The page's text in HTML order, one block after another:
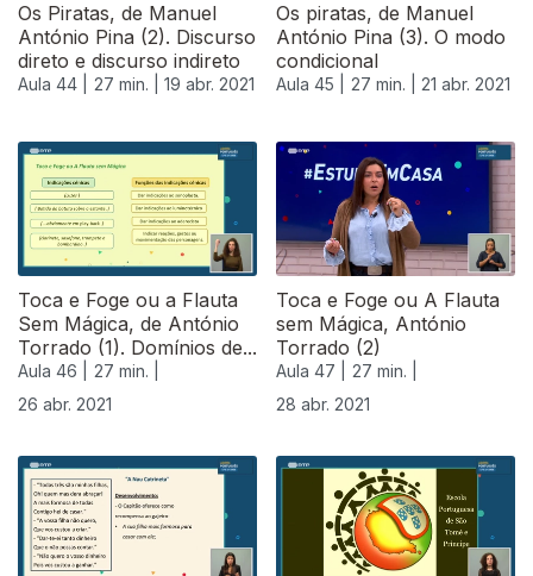
Os Piratas, de Manuel
António Pina (2). Discurso
direto e discurso indireto
Aula 44 | 27 min. | 19 abr. 2021
Os piratas, de Manuel
António Pina (3). O modo
condicional
Aula 45 | 27 min. | 21 abr. 2021
Toca e Foge ou a Flauta
Sem Mágica, de António
Torrado (1). Domínios de...
Aula 46 |
27 min. |
26 abr. 2021
Toca e Foge ou A Flauta
sem Mágica, António
Torrado (2)
Aula 47 |
27 min. |
28 abr. 2021
540101